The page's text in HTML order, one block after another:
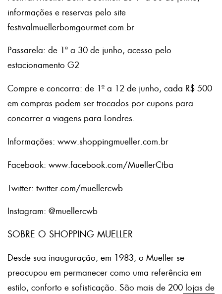
informações e reservas pelo site
festivalmuellerbomgourmet.com.br
Passarela: de 1º a 30 de junho, acesso pelo
estacionamento G2
Compre e concorra: de 1º a 12 de junho, cada R$ 500
em compras podem ser trocados por cupons para
concorrer a viagens para Londres.
Informações: www.shoppingmueller.com.br
Facebook: www.facebook.com/MuellerCtba
Twitter: twitter.com/muellercwb
Instagram: @muellercwb
SOBRE O SHOPPING MUELLER
Desde sua inauguração, em 1983, o Mueller se
preocupou em permanecer como uma referência em
estilo, conforto e sofisticação. São mais de 200 lojas de